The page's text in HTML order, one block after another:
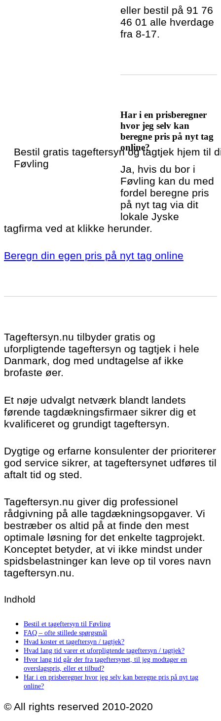
Bestil gratis tageftersyn og tagtjek hjem til
Føvling
eller bestil på 91 76
46 01 alle hverdage
fra 8-17.
Har i en prisberegner
hvor jeg selv kan
beregne pris på nyt tag
online?
Ja, hvis du bor i
Føvling kan du med
fordel beregne pris
på nyt tag via dit
lokale Jyske
tagfirma ved at klikke herunder.
Beregn din egen pris på nyt tag online
Tageftersyn.nu tilbyder gratis og
uforpligtende tageftersyn og tagtjek i hele
Danmark, dog med undtagelse af ikke
brofaste øer.
Et nøje udvalgt netværk blandt landets
førende tagdækningsfirmaer sikrer dig et
kvalificeret og grundigt tageftersyn.
Dygtige og erfarne konsulenter der prioriterer
god service sikrer, at tageftersynet udføres til
aftalt tid og sted.
Tageftersyn.nu giver dig professionel
rådgivning på alle tagdækningsopgaver. Vi
bestræber os altid på at finde den mest
optimale løsning for det enkelte tagprojekt.
Konceptet betyder, at vi ikke mindst under
spidsbelastninger kan leve op til vores navn
tageftersyn.nu.
Indhold
Bestil et tageftersyn til Føvling
FAQ – ofte stillede spørgsmål
Hvad koster et tageftersyn / tagtjek?
Hvad lang tid varer et uforpligtende tageftersyn / tagtjek?
Hvor lang tid går der fra tageftersynet, til jeg modtager en
overslagspris, eller et tilbud?
Har i en prisberegner hvor jeg selv kan beregne pris på nyt tag
online?
© All rights reserved 2010-2020